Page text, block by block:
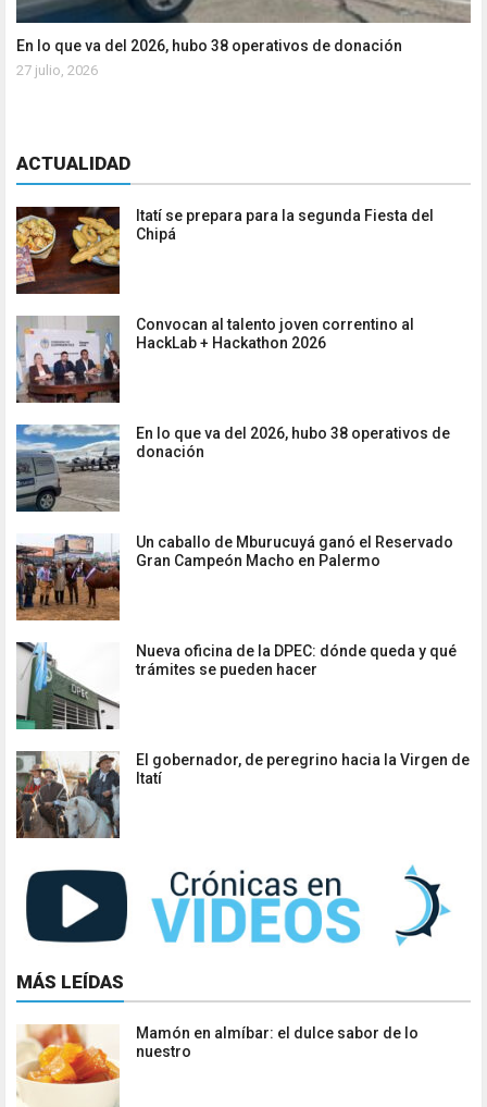
En lo que va del 2026, hubo 38 operativos de donación
27 julio, 2026
ACTUALIDAD
Itatí se prepara para la segunda Fiesta del
Chipá
Convocan al talento joven correntino al
HackLab + Hackathon 2026
En lo que va del 2026, hubo 38 operativos de
donación
Un caballo de Mburucuyá ganó el Reservado
Gran Campeón Macho en Palermo
Nueva oficina de la DPEC: dónde queda y qué
trámites se pueden hacer
El gobernador, de peregrino hacia la Virgen de
Itatí
MÁS LEÍDAS
Mamón en almíbar: el dulce sabor de lo
nuestro